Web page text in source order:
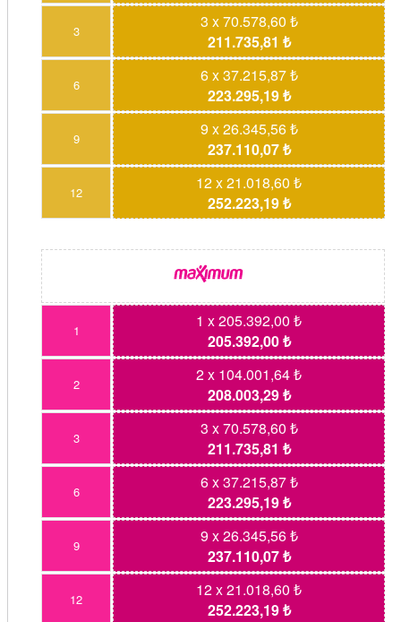
3
3 x 70.578,60 ₺
211.735,81 ₺
6
6 x 37.215,87 ₺
223.295,19 ₺
9
9 x 26.345,56 ₺
237.110,07 ₺
12
12 x 21.018,60 ₺
252.223,19 ₺
1
1 x 205.392,00 ₺
205.392,00 ₺
2
2 x 104.001,64 ₺
208.003,29 ₺
3
3 x 70.578,60 ₺
211.735,81 ₺
6
6 x 37.215,87 ₺
223.295,19 ₺
9
9 x 26.345,56 ₺
237.110,07 ₺
12
12 x 21.018,60 ₺
252.223,19 ₺